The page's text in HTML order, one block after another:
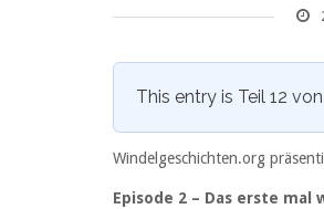
This entry is Teil 12
Windelgeschichten.org
Episode 2 – Das erste mal